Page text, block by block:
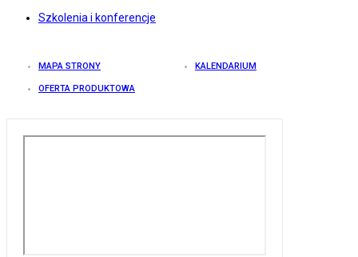
Szkolenia i konferencje
MAPA STRONY KALENDARIUM
OFERTA PRODUKTOWA